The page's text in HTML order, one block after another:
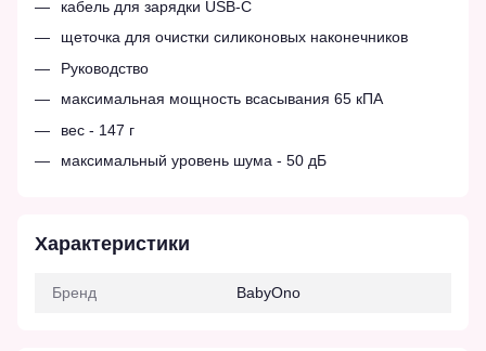
кабель для зарядки USB-C
щеточка для очистки силиконовых наконечников
Руководство
максимальная мощность всасывания 65 кПА
вес - 147 г
максимальный уровень шума - 50 дБ
Характеристики
Бренд BabyOno